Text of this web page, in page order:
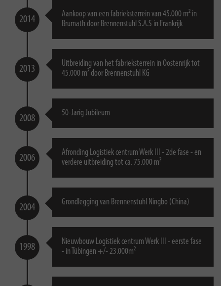
2014
Aankoop van een fabrieksterrein van 45.000 m² in
Brumath door Brennenstuhl S.A.S in Frankrijk
2013
Uitbreiding van het fabrieksterrein in Oostenrijk tot
45.000 m² door Brennenstuhl KG
2008
50-Jarig Jubileum
2006
Afronding Logistiek centrum Werk III - 2de fase - en
verdere uitbreiding tot ca. 75.000 m²
2004
Grondlegging van Brennenstuhl Ningbo (China)
1998
Nieuwbouw Logistiek centrum Werk III - eerste fase
- in Tübingen +/- 23.000m²